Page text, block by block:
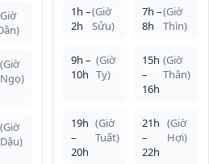
(Giờ
Ngọ)
(Giờ
Dậu)
1h –
2h
(Giờ
Sửu)
7h –
8h
(Giờ
Thìn)
9h –
10h
(Giờ
Tỵ)
15h
–
16h
(Giờ
Thân)
19h
–
20h
(Giờ
Tuất)
21h
–
22h
(Giờ
Hợi)